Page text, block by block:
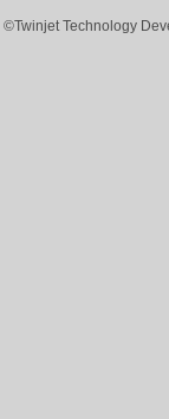
©Twinjet Technology